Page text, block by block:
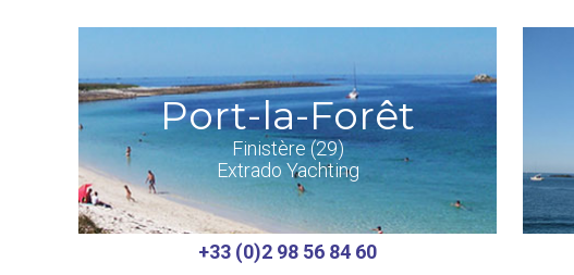
Port-la-Forêt
Finistère (29)
Extrado Yachting
+33 (0)2 98 56 84 60